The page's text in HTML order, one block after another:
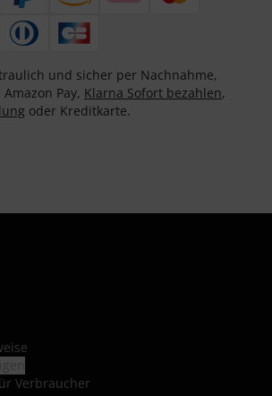
und sicher per Nachnahme,
Amazon Pay, Klarna Sofort bezahlen,
oder Kreditkarte.
Verbraucher